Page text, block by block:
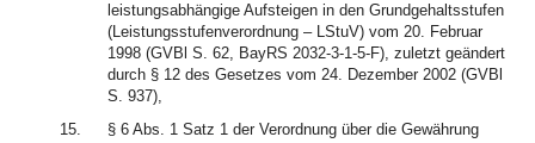
leistungsabhängige Aufsteigen in den Grundgehaltsstufen
(Leistungsstufenverordnung – LStuV) vom 20. Februar
1998 (GVBl S. 62, BayRS 2032-3-1-5-F), zuletzt geändert
durch § 12 des Gesetzes vom 24. Dezember 2002 (GVBl
S. 937),
15.
§ 6 Abs. 1 Satz 1 der Verordnung über die Gewährung